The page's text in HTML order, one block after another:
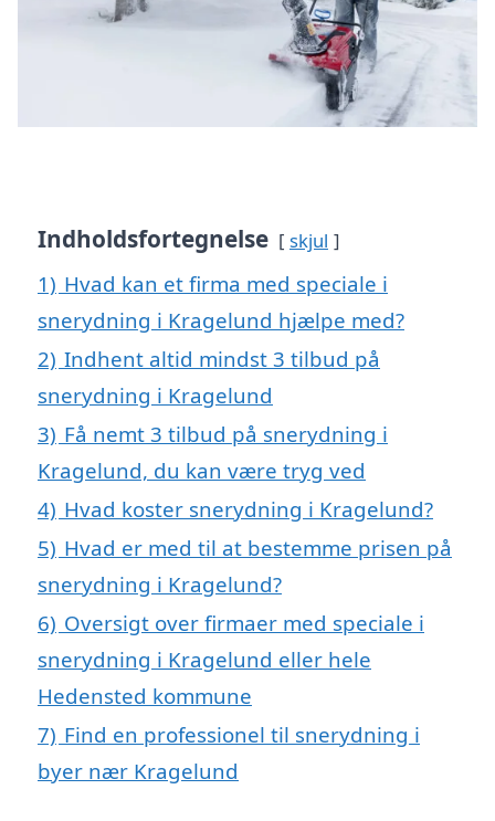
Indholdsfortegnelse skjul
1) Hvad kan et firma med speciale i
snerydning i Kragelund hjælpe med?
2) Indhent altid mindst 3 tilbud på
snerydning i Kragelund
3) Få nemt 3 tilbud på snerydning i
Kragelund, du kan være tryg ved
4) Hvad koster snerydning i Kragelund?
5) Hvad er med til at bestemme prisen på
snerydning i Kragelund?
6) Oversigt over firmaer med speciale i
snerydning i Kragelund eller hele
Hedensted kommune
7) Find en professionel til snerydning i
byer nær Kragelund